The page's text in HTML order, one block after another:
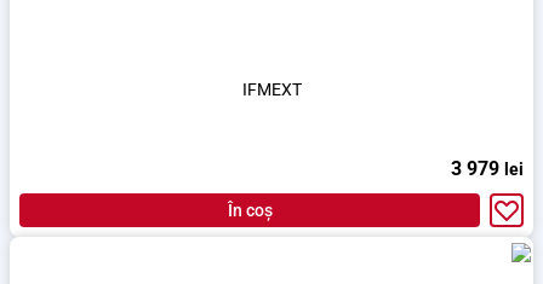
IFMEXT
3 979 lei
În coș